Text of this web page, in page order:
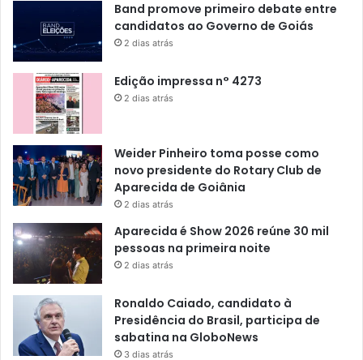
Band promove primeiro debate entre
candidatos ao Governo de Goiás
2 dias atrás
Edição impressa n° 4273
2 dias atrás
Weider Pinheiro toma posse como
novo presidente do Rotary Club de
Aparecida de Goiânia
2 dias atrás
Aparecida é Show 2026 reúne 30 mil
pessoas na primeira noite
2 dias atrás
Ronaldo Caiado, candidato à
Presidência do Brasil, participa de
sabatina na GloboNews
3 dias atrás